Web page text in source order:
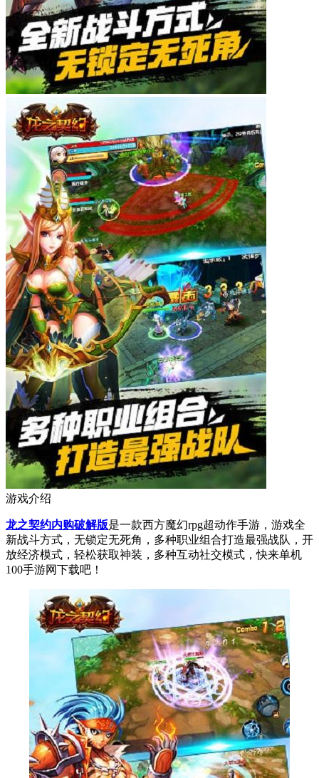
游戏介绍
龙之契约内购破解版是一款西方魔幻rpg超动作手游，游戏全
新战斗方式，无锁定无死角，多种职业组合打造最强战队，开
放经济模式，轻松获取神装，多种互动社交模式，快来单机
100手游网下载吧！